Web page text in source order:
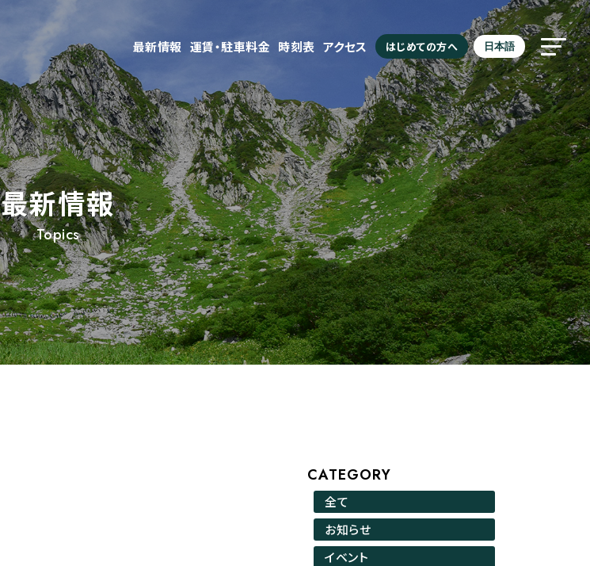
最新情報 運賃・駐車料金 時刻表 アクセス はじめての方へ 日本語
最新情報
Topics
CATEGORY
全て
お知らせ
イベント